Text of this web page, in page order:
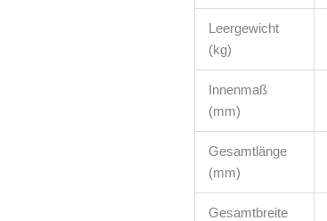
Leergewicht
(kg)
Innenmaß
(mm)
Gesamtlänge
(mm)
Gesamtbreite